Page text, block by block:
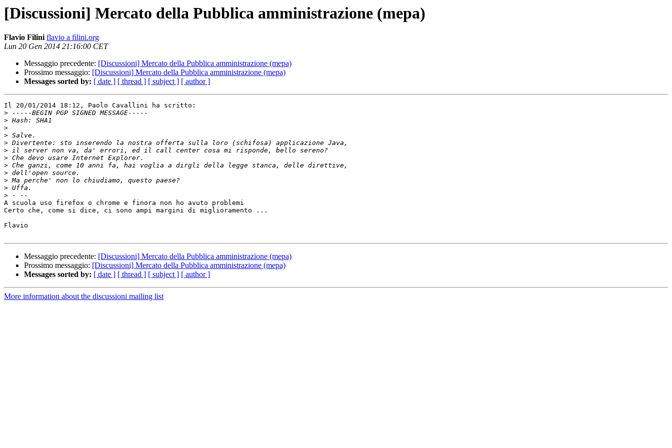
[Discussioni] Mercato della Pubblica amministrazione (mepa)
Flavio Filini flavio a filini.org
Lun 20 Gen 2014 21:16:00 CET
Messaggio precedente: [Discussioni] Mercato della Pubblica amministrazione (mepa)
Prossimo messaggio: [Discussioni] Mercato della Pubblica amministrazione (mepa)
Messages sorted by: [ date ] [ thread ] [ subject ] [ author ]
Il 20/01/2014 18:12, Paolo Cavallini ha scritto:
>
>
>
>
>
>
>
>
>
>
>
>
A scuola uso firefox o chrome e finora non ho avuto problemi
Certo che, come si dice, ci sono ampi margini di miglioramento ...
Flavio
Messaggio precedente: [Discussioni] Mercato della Pubblica amministrazione (mepa)
Prossimo messaggio: [Discussioni] Mercato della Pubblica amministrazione (mepa)
Messages sorted by: [ date ] [ thread ] [ subject ] [ author ]
More information about the discussioni mailing list